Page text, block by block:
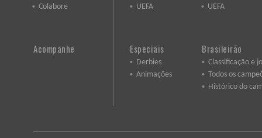
Colabore
Acompanhe
UEFA
UEFA
Especiais
Derbies
Animações
Brasileirão
Classificação e
Todos os
Histórico do